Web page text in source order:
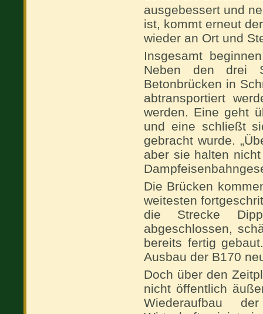
ausgebessert und
ist, kommt erneut
wieder an Ort und
Insgesamt
Neben den drei
Betonbrücken in
abtransportiert
werden. Eine geht
und eine schließt
gebracht wurde.
aber sie halten
Die Brücken
weitesten
die Strecke
abgeschlossen,
bereits fertig
Ausbau der B170
Doch über den
nicht öffentlich
Wiederaufbau